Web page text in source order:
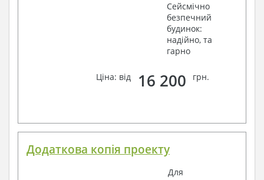
Сейсмічно
безпечний
будинок:
надійно, та
гарно
Ціна: від 16 200 грн.
Додаткова копія проекту
Для